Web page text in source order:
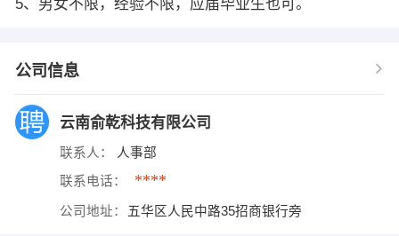
5、男女不限，经验不限，应届毕业生也可。
公司信息
云南俞乾科技有限公司
联系人： 人事部
联系电话： ****
公司地址： 五华区人民中路35招商银行旁